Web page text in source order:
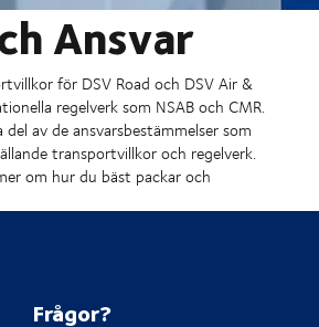
Ansvar
för DSV Road och DSV Air &
regelverk som NSAB och CMR.
av de ansvarsbestämmelser som
transportvillkor och regelverk.
om hur du bäst packar och
Frågor?